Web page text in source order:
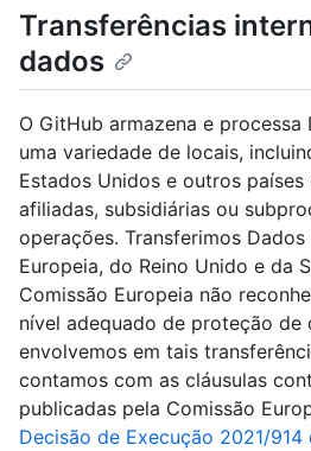
Transferências
dados
O GitHub armazena e processa
uma variedade de locais,
Estados Unidos e outros
afiliadas, subsidiárias ou
operações. Transferimos Dados
Europeia, do Reino Unido e da
Comissão Europeia não
nível adequado de proteção de
envolvemos em tais
contamos com as cláusulas
publicadas pela Comissão
Decisão de Execução 2021/914